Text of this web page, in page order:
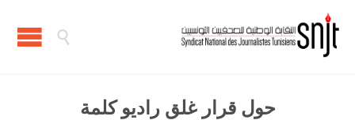

حول قرار غلق راديو كلمة